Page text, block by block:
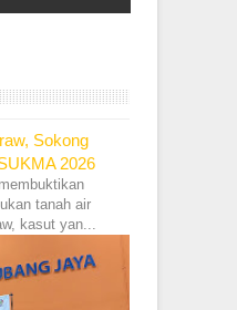
Sokong
2026
tanah air
kasut yan...